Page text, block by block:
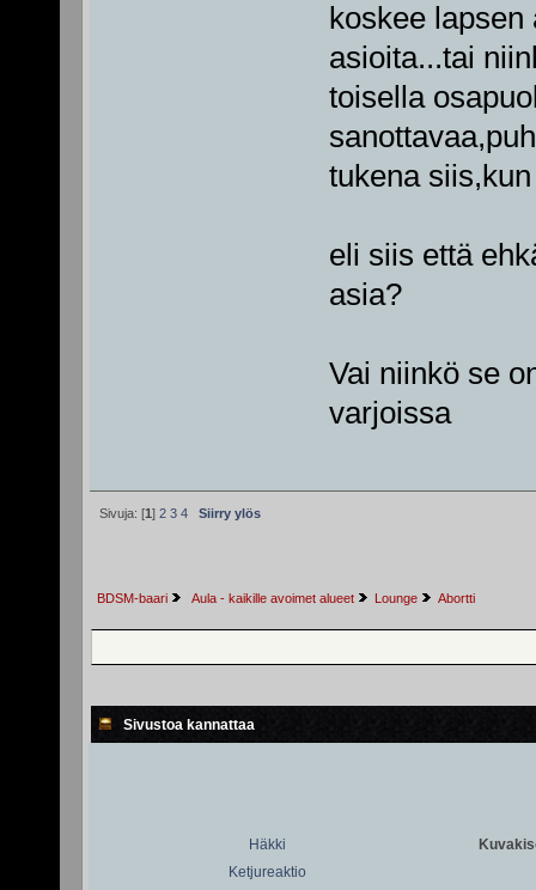
koskee
asioita...tai
toisella
tukena
eli siis että
asia?
Vai niinkö se
varjoissa
Sivuja: [1] 2 3 4 Siirry ylös
BDSM-baari Aula - kaikille avoimet alueet Lounge Abortti
Sivustoa kannattaa
Häkki
Ketjureaktio